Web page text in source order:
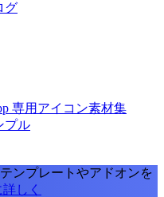
グ
専用アイコン素材集
プル
ンプレートやアドオンを
しく